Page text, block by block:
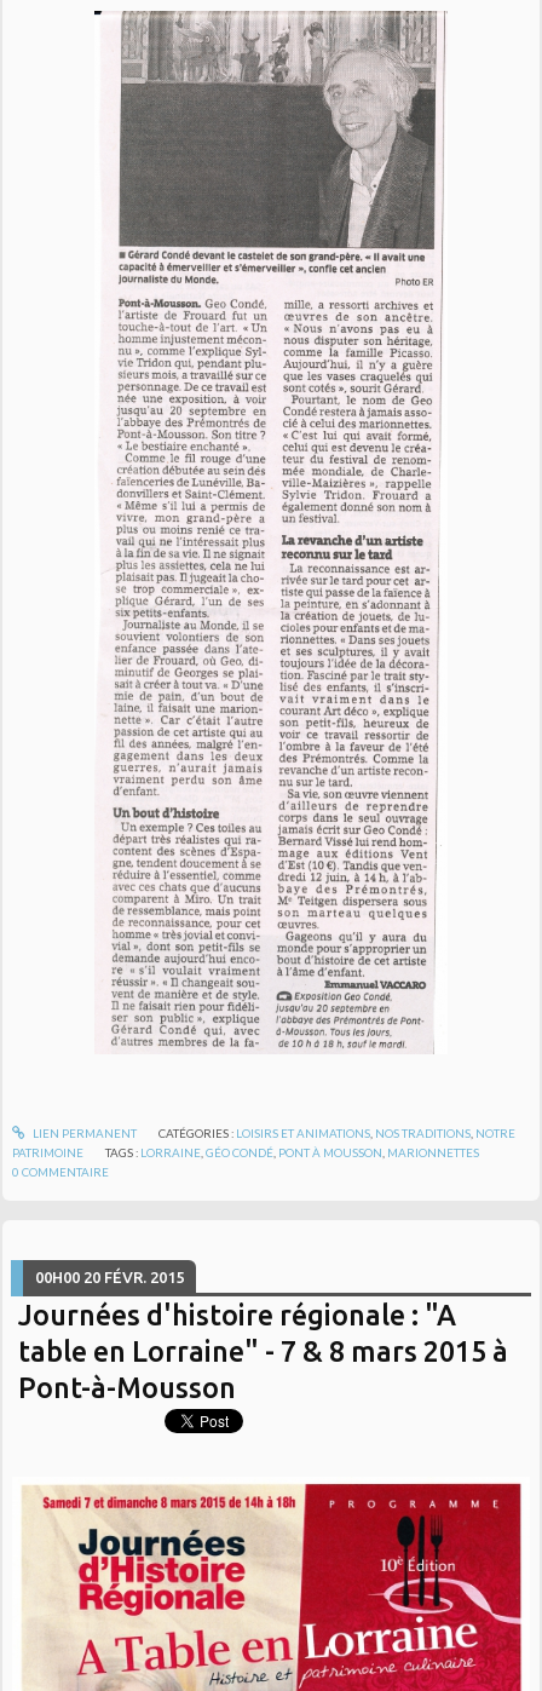
LIEN PERMANENT CATÉGORIES : LOISIRS ET ANIMATIONS, NOS TRADITIONS, NOTRE
PATRIMOINE
TAGS : LORRAINE ,GÉO CONDÉ PONT À MOUSSON MARIONNETTES
0 COMMENTAIRE
00H00 20 FÉVR. 2015
Journées d'histoire régionale : "A
table en Lorraine" - 7 & 8 mars 2015 à
Pont-à-Mousson